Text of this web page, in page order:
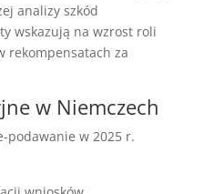
analizy szkód
wskazują na wzrost roli
rekompensatach za
w Niemczech
podawanie w 2025 r.